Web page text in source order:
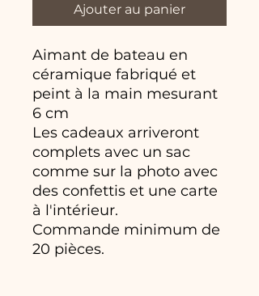
Ajouter au panier
Aimant de bateau en
céramique fabriqué et
peint à la main mesurant
6 cm
Les cadeaux arriveront
complets avec un sac
comme sur la photo avec
des confettis et une carte
à l'intérieur.
Commande minimum de
20 pièces.